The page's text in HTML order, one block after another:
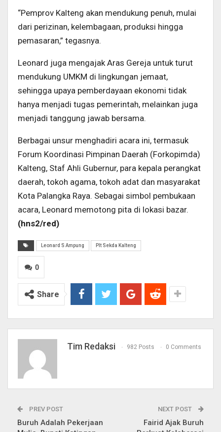
“Pemprov Kalteng akan mendukung penuh, mulai
dari perizinan, kelembagaan, produksi hingga
pemasaran,” tegasnya.
Leonard juga mengajak Aras Gereja untuk turut
mendukung UMKM di lingkungan jemaat,
sehingga upaya pemberdayaan ekonomi tidak
hanya menjadi tugas pemerintah, melainkan juga
menjadi tanggung jawab bersama.
Berbagai unsur menghadiri acara ini, termasuk
Forum Koordinasi Pimpinan Daerah (Forkopimda)
Kalteng, Staf Ahli Gubernur, para kepala perangkat
daerah, tokoh agama, tokoh adat dan masyarakat
Kota Palangka Raya. Sebagai simbol pembukaan
acara, Leonard memotong pita di lokasi bazar.
(hns2/red)
Leonard S Ampung Plt Sekda Kalteng
0
Share
Tim Redaksi 982 Posts 0 Comments
PREV POST
Buruh Adalah Pekerjaan
NEXT POST
Fairid Ajak Buruh